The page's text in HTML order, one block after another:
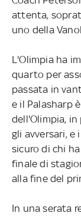
attenta,
uno della
L'Olimpia ha
quarto per
passata in
e il Palasharp
dell'Olimpia,
gli avversari, e
sicuro di chi
finale di
alla fine del
In una serata